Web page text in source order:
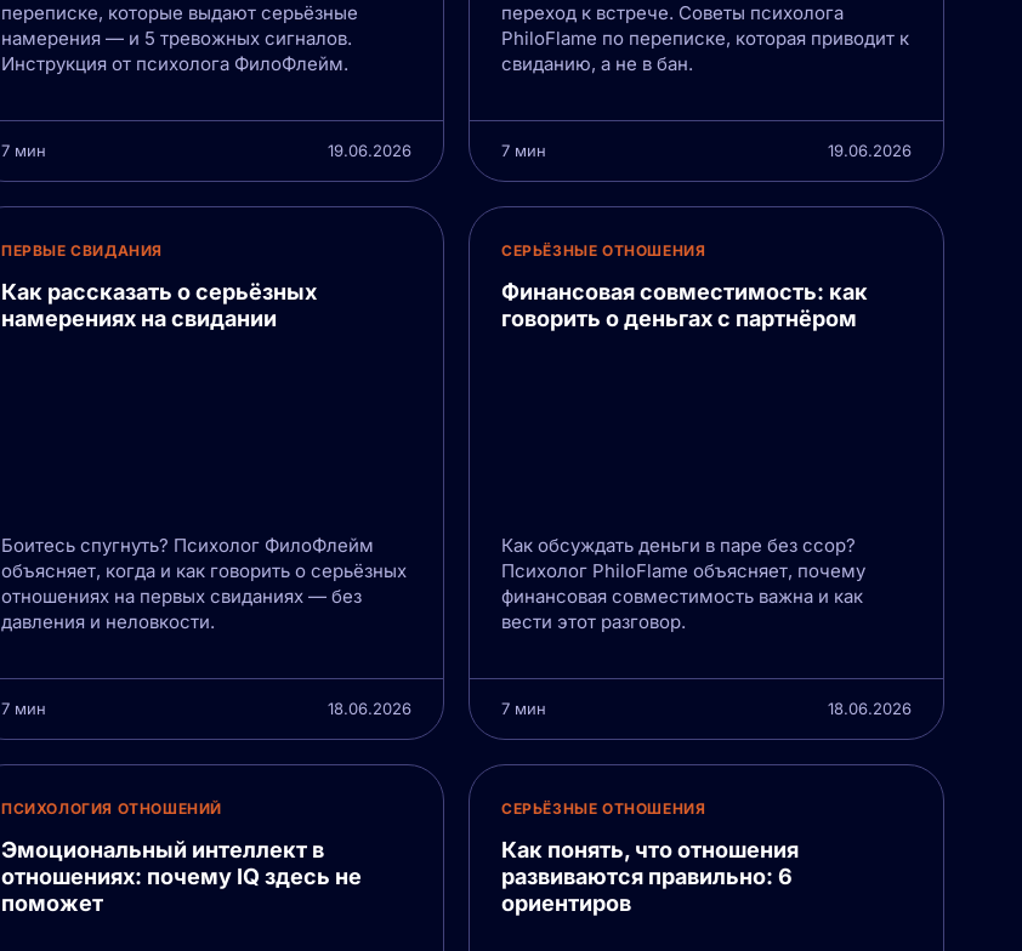
переписке, которые выдают серьёзные
намерения — и 5 тревожных сигналов.
Инструкция от психолога ФилоФлейм.
7 мин 19.06.2026
переход к встрече. Советы психолога
PhiloFlame по переписке, которая приводит к
свиданию, а не в бан.
7 мин 19.06.2026
ПЕРВЫЕ СВИДАНИЯ
Как рассказать о серьёзных
намерениях на свидании
Боитесь спугнуть? Психолог ФилоФлейм
объясняет, когда и как говорить о серьёзных
отношениях на первых свиданиях — без
давления и неловкости.
7 мин 18.06.2026
СЕРЬЁЗНЫЕ ОТНОШЕНИЯ
Финансовая совместимость: как
говорить о деньгах с партнёром
Как обсуждать деньги в паре без ссор?
Психолог PhiloFlame объясняет, почему
финансовая совместимость важна и как
вести этот разговор.
7 мин 18.06.2026
ПСИХОЛОГИЯ ОТНОШЕНИЙ
Эмоциональный интеллект в
отношениях: почему IQ здесь не
поможет
СЕРЬЁЗНЫЕ ОТНОШЕНИЯ
Как понять, что отношения
развиваются правильно: 6
ориентиров